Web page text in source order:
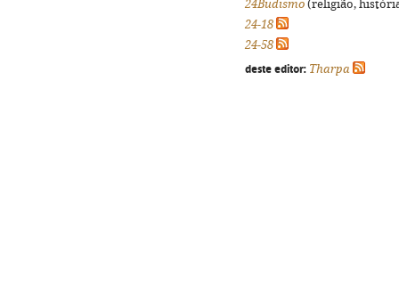
24Budismo (religião,
24-18
24-58
deste editor: Tharpa